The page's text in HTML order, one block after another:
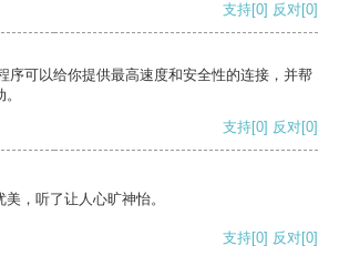
支持[0] 反对[0]
序可以给你提供最高速度和安全性的连接，并帮
支持[0] 反对[0]
，听了让人心旷神怡。
支持[0] 反对[0]